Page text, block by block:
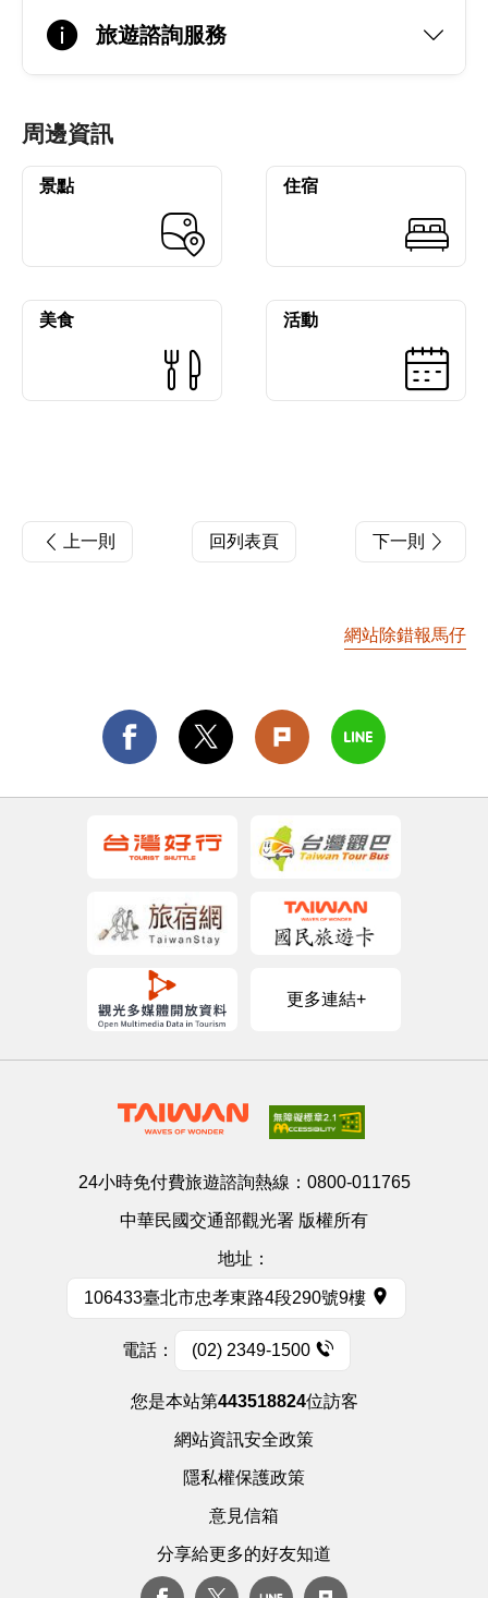
旅遊諮詢服務
周邊資訊
景點 住宿
美食 活動
上一則 回列表頁 下一則
網站除錯報馬仔
更多連結+
24小時免付費旅遊諮詢熱線： 0800-011765
中華民國交通部觀光署 版權所有
地址：
106433臺北市忠孝東路4段290號9樓
電話： (02) 2349-1500
您是本站第443518824位訪客
網站資訊安全政策
隱私權保護政策
意見信箱
分享給更多的好友知道